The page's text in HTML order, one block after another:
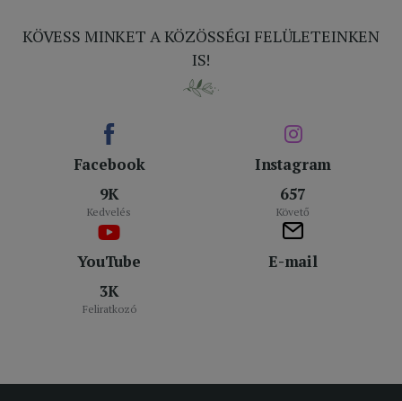
KÖVESS MINKET A KÖZÖSSÉGI FELÜLETEINKEN
IS!
Facebook
9K
Kedvelés
Instagram
657
Követő
YouTube
3K
Feliratkozó
E-mail